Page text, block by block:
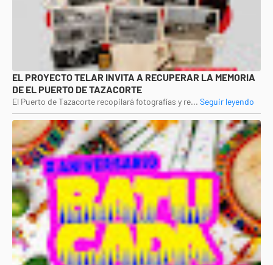
EL PROYECTO TELAR INVITA A RECUPERAR LA MEMORIA
DE EL PUERTO DE TAZACORTE
El Puerto de Tazacorte recopilará fotografías y re... Seguir leyendo